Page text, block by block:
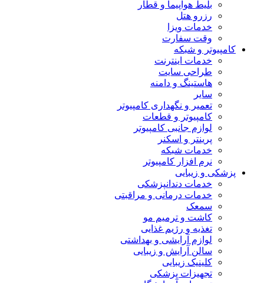
بلیط هواپیما و قطار
رزرو هتل
خدمات ویزا
وقت سفارت
کامپیوتر و شبکه
خدمات اینترنت
طراحی سایت
هاستینگ و دامنه
سایر
تعمیر و نگهداری کامپیوتر
کامپیوتر و قطعات
لوازم جانبی کامپیوتر
پرینتر و اسکنر
خدمات شبکه
نرم افزار کامپیوتر
پزشکی و زیبایی
خدمات دندانپزشکی
خدمات درمانی و مراقبتی
سمعک
کاشت و ترمیم مو
تغذیه و رژیم غذایی
لوازم آرایشی و بهداشتی
سالن آرایش و زیبایی
کلینیک زیبایی
تجهیزات پزشکی